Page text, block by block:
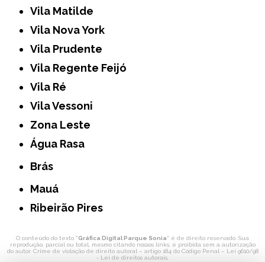
Vila Matilde
Vila Nova York
Vila Prudente
Vila Regente Feijó
Vila Ré
Vila Vessoni
Zona Leste
Água Rasa
Brás
Mauá
Ribeirão Pires
O conteúdo do texto "Gráfica Digital Parque Sonia" é de direito reservado. Sua
reprodução, parcial ou total, mesmo citando nossos links, é proibida sem a autorização
do autor. Crime de violação de direito autoral – artigo 184 do Código Penal – Lei 9610/98
- Lei de direitos autorais